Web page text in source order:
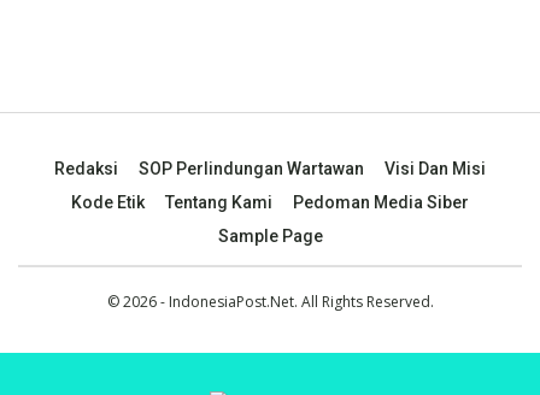
Redaksi SOP Perlindungan Wartawan
Visi Dan Misi
Kode Etik
Tentang Kami
Pedoman Media Siber
Sample Page
© 2026 - IndonesiaPost.Net. All Rights Reserved.